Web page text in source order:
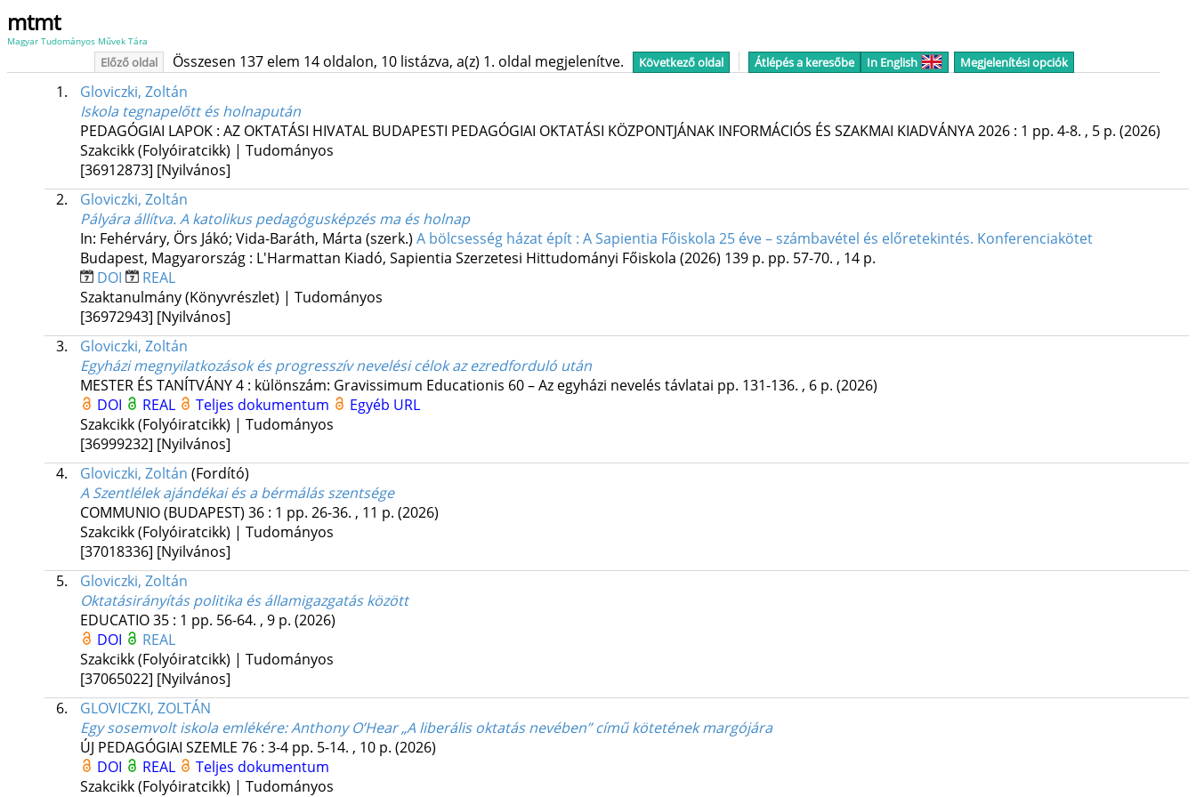
mtmt
Magyar Tudományos Művek Tára
Előző oldal Összesen 137 elem 14 oldalon, 10 listázva, a(z) 1. oldal megjelenítve. Következő oldal Átlépés a keresőbe In English Megjelenítési opciók
1.
Gloviczki, Zoltán
Iskola tegnapelőtt és holnapután
PEDAGÓGIAI LAPOK : AZ OKTATÁSI HIVATAL BUDAPESTI PEDAGÓGIAI OKTATÁSI KÖZPONTJÁNAK INFORMÁCIÓS ÉS SZAKMAI KIADVÁNYA2026: 1 pp. 4-8. , 5 p. (2026)
Szakcikk (Folyóiratcikk) | Tudományos
[36912873] [Nyilvános]
2.
Gloviczki, Zoltán
Pályára állítva. A katolikus pedagógusképzés ma és holnap
In: Fehérváry, Örs Jákó; Vida-Baráth, Márta (szerk.) A bölcsesség házat épít : A Sapientia Főiskola 25 éve – számbavétel és előretekintés. Konferenciakötet
Budapest, Magyarország : L'Harmattan Kiadó, Sapientia Szerzetesi Hittudományi Főiskola (2026) 139 p. pp. 57-70. , 14 p.
DOI
REAL
Szaktanulmány (Könyvrészlet) | Tudományos
[36972943] [Nyilvános]
3.
Gloviczki, Zoltán
Egyházi megnyilatkozások és progresszív nevelési célok az ezredforduló után
MESTER ÉS TANÍTVÁNY4: különszám: Gravissimum Educationis 60 – Az egyházi nevelés távlatai pp. 131-136. , 6 p. (2026)
DOI
REAL Teljes dokumentum
Egyéb URL
Szakcikk (Folyóiratcikk) | Tudományos
[36999232] [Nyilvános]
4.
Gloviczki, Zoltán (Fordító)
A Szentlélek ajándékai és a bérmálás szentsége
COMMUNIO (BUDAPEST) 36: 1 pp. 26-36. , 11 p. (2026)
Szakcikk (Folyóiratcikk) | Tudományos
[37018336] [Nyilvános]
5.
Gloviczki, Zoltán
Oktatásirányítás politika és államigazgatás között
EDUCATIO35: 1 pp. 56-64. , 9 p. (2026)
DOI
REAL
Szakcikk (Folyóiratcikk) | Tudományos
[37065022] [Nyilvános]
6.
GLOVICZKI, ZOLTÁN
Egy sosemvolt iskola emlékére: Anthony O’Hear „A liberális oktatás nevében” című kötetének margójára
ÚJ PEDAGÓGIAI SZEMLE 76: 3-4 pp. 5-14. , 10 p. (2026)
DOI
REAL
Teljes dokumentum
Szakcikk (Folyóiratcikk) | Tudományos